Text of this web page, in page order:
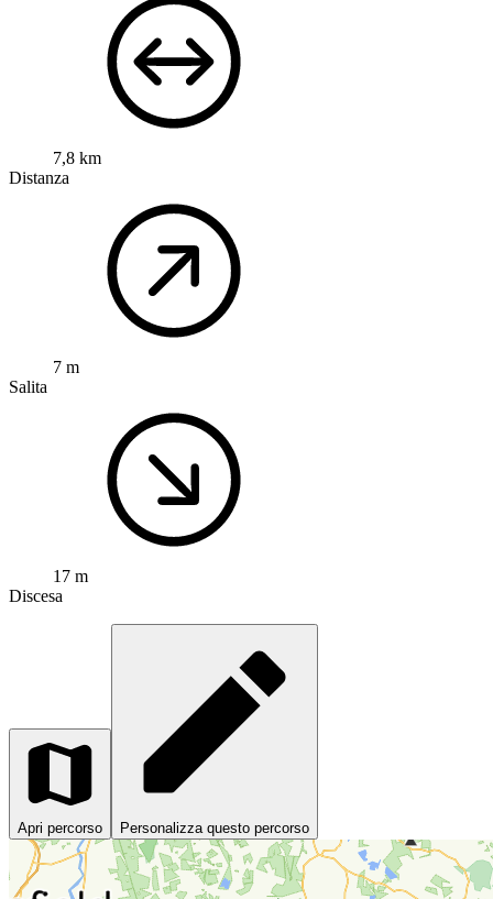
7,8 km
Distanza
7 m
Salita
17 m
Discesa
Apri percorso Personalizza questo percorso